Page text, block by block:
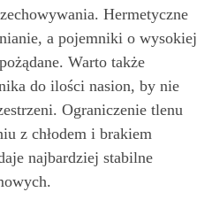
Hermetyczne
a pojemniki o wysokiej
Warto także
do ilości nasion, by nie
Ograniczenie tlenu
z chłodem i brakiem
najbardziej stabilne